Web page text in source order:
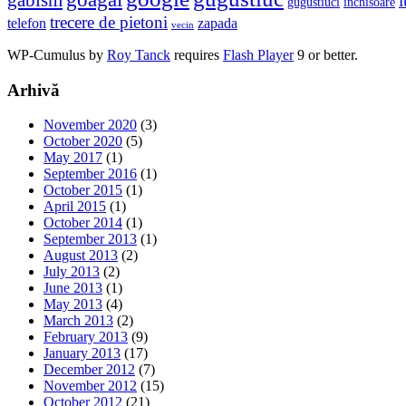
telefon trecere de pietoni vecin zapada
WP-Cumulus by Roy Tanck requires Flash Player9 or better.
Arhivă
November 2020 (3)
October 2020 (5)
May 2017 (1)
September 2016 (1)
October 2015 (1)
April 2015 (1)
October 2014 (1)
September 2013 (1)
August 2013 (2)
July 2013 (2)
June 2013 (1)
May 2013 (4)
March 2013 (2)
February 2013 (9)
January 2013 (17)
December 2012 (7)
November 2012 (15)
October 2012 (21)